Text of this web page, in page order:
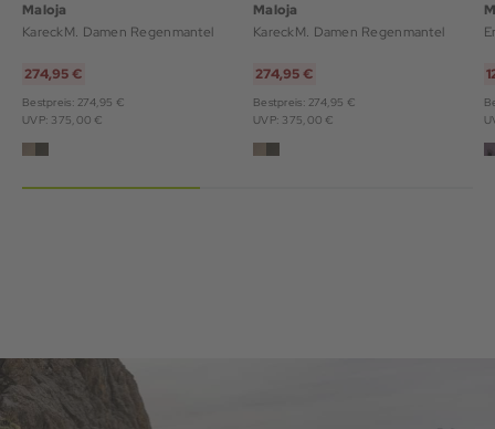
Maloja
KareckM. Damen Regenmantel
274,95 €
Bestpreis: 274,95 €
UVP: 375,00 €
Maloja
KareckM. Damen Regenmantel
274,95 €
Bestpreis: 274,95 €
UVP: 375,00 €